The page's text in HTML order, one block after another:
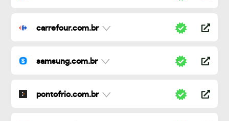
carrefour.com.br
samsung.com.br
pontofrio.com.br